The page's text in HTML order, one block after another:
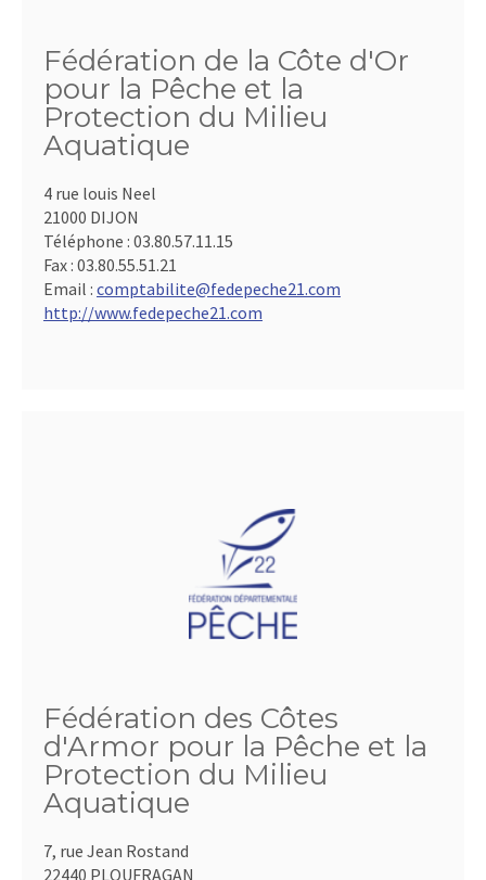
Fédération de la Côte d'Or
pour la Pêche et la
Protection du Milieu
Aquatique
4 rue louis Neel
21000 DIJON
Téléphone : 03.80.57.11.15
Fax : 03.80.55.51.21
Email : comptabilite@fedepeche21.com
http://www.fedepeche21.com
Fédération des Côtes
d'Armor pour la Pêche et la
Protection du Milieu
Aquatique
7, rue Jean Rostand
22440 PLOUFRAGAN